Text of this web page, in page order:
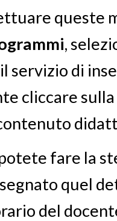
queste
,
servizio di
cliccare
fare la
quel
del